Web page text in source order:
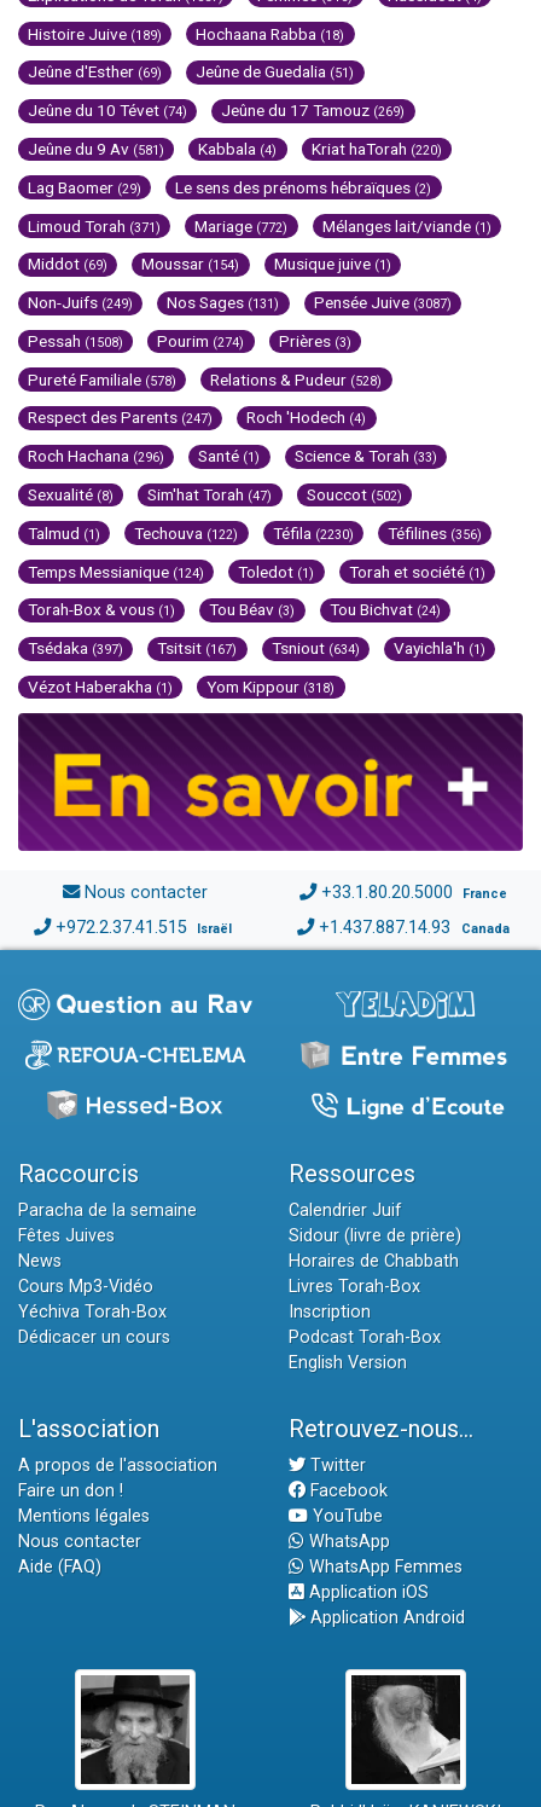
Histoire Juive (189) Hochaana Rabba (18)
Jeûne d'Esther (69) Jeûne de Guedalia (51)
Jeûne du 10 Tévet (74) Jeûne du 17 Tamouz (269)
Jeûne du 9 Av (581) Kabbala (4) Kriat haTorah (220)
Lag Baomer (29) Le sens des prénoms hébraïques (2)
Limoud Torah (371) Mariage (772) Mélanges lait/viande (1)
Middot (69) Moussar (154) Musique juive (1)
Non-Juifs (249) Nos Sages (131) Pensée Juive (3087)
Pessah (1508) Pourim (274) Prières (3)
Pureté Familiale (578) Relations & Pudeur (528)
Respect des Parents (247) Roch 'Hodech (4)
Roch Hachana (296) Santé (1) Science & Torah (33)
Sexualité (8) Sim'hat Torah (47) Souccot (502)
Talmud (1) Techouva (122) Téfila (2230) Téfilines (356)
Temps Messianique (124) Toledot (1) Torah et société (1)
Torah-Box & vous (1) Tou Béav (3) Tou Bichvat (24)
Tsédaka (397) Tsitsit (167) Tsniout (634) Vayichla'h (1)
Vézot Haberakha (1) Yom Kippour (318)
Nous contacter +33.1.80.20.5000 France
+972.2.37.41.515 Israël +1.437.887.14.93 Canada
Raccourcis
Paracha de la semaine
Fêtes Juives
News
Cours Mp3-Vidéo
Yéchiva Torah-Box
Dédicacer un cours
Ressources
Calendrier Juif
Sidour (livre de prière)
Horaires de Chabbath
Livres Torah-Box
Inscription
Podcast Torah-Box
English Version
L'association
A propos de l'association
Faire un don !
Mentions légales
Nous contacter
Aide (FAQ)
Retrouvez-nous...
Twitter
Facebook
YouTube
WhatsApp
WhatsApp Femmes
Application iOS
Application Android